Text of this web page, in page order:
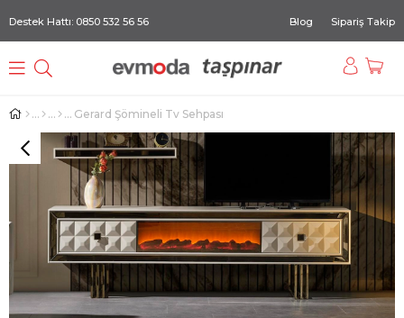
Destek Hattı: 0850 532 56 56 Blog Sipariş Takip
Gerard Şömineli Tv Sehpası